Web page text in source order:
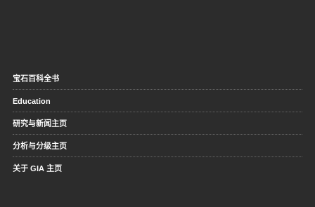
宝石百科全书
Education
研究与新闻主页
分析与分级主页
关于 GIA 主页